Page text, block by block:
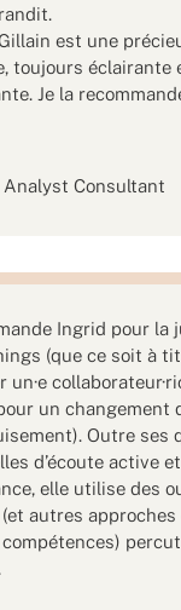
est une
toujours éclairante
Je la
Analyst Consultant
Ingrid pour la
(que ce soit à
un·e
un changement
Outre ses
d’écoute active
elle utilise des
autres approches